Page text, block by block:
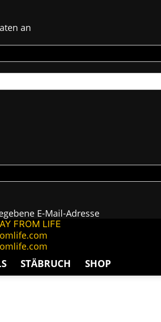
an
E-Mail-Adresse
FROM LIFE
STÄBRUCH SHOP